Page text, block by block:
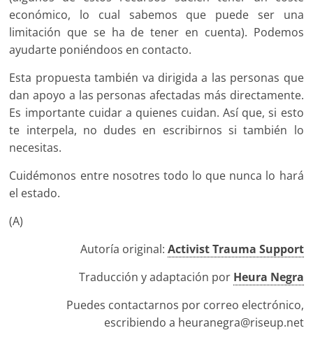
económico, lo cual sabemos que puede ser una
limitación que se ha de tener en cuenta). Podemos
ayudarte poniéndoos en contacto.
Esta propuesta también va dirigida a las personas que
dan apoyo a las personas afectadas más directamente.
Es importante cuidar a quienes cuidan. Así que, si esto
te interpela, no dudes en escribirnos si también lo
necesitas.
Cuidémonos entre nosotres todo lo que nunca lo hará
el estado.
(A)
Autoría original: Activist Trauma Support
Traducción y adaptación por Heura Negra
Puedes contactarnos por correo electrónico,
escribiendo a heuranegra@riseup.net